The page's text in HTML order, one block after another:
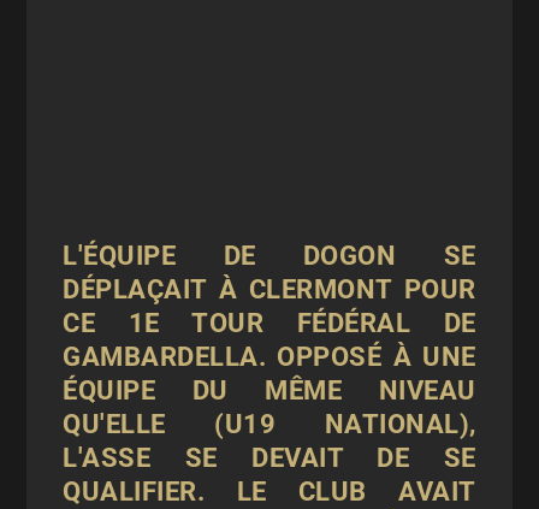
L'ÉQUIPE DE DOGON SE
DÉPLAÇAIT À CLERMONT POUR
CE 1E TOUR FÉDÉRAL DE
GAMBARDELLA. OPPOSÉ À UNE
ÉQUIPE DU MÊME NIVEAU
QU'ELLE (U19 NATIONAL),
L'ASSE SE DEVAIT DE SE
QUALIFIER. LE CLUB AVAIT